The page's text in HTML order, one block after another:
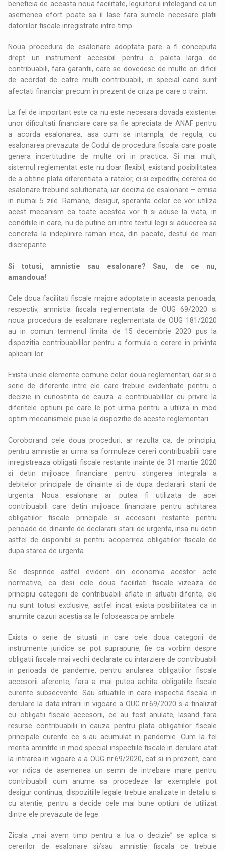
beneficia de aceasta noua facilitate, legiuitorul intelegand ca un
asemenea efort poate sa il lase fara sumele necesare platii
datoriilor fiscale inregistrate intre timp.
Noua procedura de esalonare adoptata pare a fi conceputa
drept un instrument accesibil pentru o paleta larga de
contribuabili, fara garantii, care se dovedesc de multe ori dificil
de acordat de catre multi contribuabili, in special cand sunt
afectati financiar precum in prezent de criza pe care o traim.
La fel de important este ca nu este necesara dovada existentei
unor dificultati financiare care sa fie apreciata de ANAF pentru
a acorda esalonarea, asa cum se intampla, de regula, cu
esalonarea prevazuta de Codul de procedura fiscala care poate
genera incertitudine de multe ori in practica. Si mai mult,
sistemul reglementat este nu doar flexibil, existand posibilitatea
de a obtine plata diferentiata a ratelor, ci si expeditiv, cererea de
esalonare trebuind solutionata, iar decizia de esalonare – emisa
in numai 5 zile. Ramane, desigur, speranta celor ce vor utiliza
acest mecanism ca toate acestea vor fi si aduse la viata, in
conditiile in care, nu de putine ori intre textul legii si aducerea sa
concreta la indeplinire raman inca, din pacate, destul de mari
discrepante.
Si totusi, amnistie sau esalonare? Sau, de ce nu,
amandoua!
Cele doua facilitati fiscale majore adoptate in aceasta perioada,
respectiv, amnistia fiscala reglementata de OUG 69/2020 si
noua procedura de esalonare reglementata de OUG 181/2020
au in comun termenul limita de 15 decembrie 2020 pus la
dispozitia contribuabililor pentru a formula o cerere in privinta
aplicarii lor.
Exista unele elemente comune celor doua reglementari, dar si o
serie de diferente intre ele care trebuie evidentiate pentru o
decizie in cunostinta de cauza a contribuabililor cu privire la
diferitele optiuni pe care le pot urma pentru a utiliza in mod
optim mecanismele puse la dispozitie de aceste reglementari.
Coroborand cele doua proceduri, ar rezulta ca, de principiu,
pentru amnistie ar urma sa formuleze cereri contribuabilii care
inregistreaza obligatii fiscale restante inainte de 31 martie 2020
si detin mijloace financiare pentru stingerea integrala a
debitelor principale de dinainte si de dupa declararii starii de
urgenta. Noua esalonare ar putea fi utilizata de acei
contribuabili care detin mijloace financiare pentru achitarea
obligatiilor fiscale principale si accesorii restante pentru
perioade de dinainte de declararii starii de urgenta, insa nu detin
astfel de disponibil si pentru acoperirea obligatiilor fiscale de
dupa starea de urgenta.
Se desprinde astfel evident din economia acestor acte
normative, ca desi cele doua facilitati fiscale vizeaza de
principiu categorii de contribuabili aflate in situatii diferite, ele
nu sunt totusi exclusive, astfel incat exista posibilitatea ca in
anumite cazuri acestia sa le foloseasca pe ambele.
Exista o serie de situatii in care cele doua categorii de
instrumente juridice se pot suprapune, fie ca vorbim despre
obligatii fiscale mai vechi declarate cu intarziere de contribuabili
in perioada de pandemie, pentru anularea obligatiilor fiscale
accesorii aferente, fara a mai putea achita obligatiile fiscale
curente subsecvente. Sau situatiile in care inspectia fiscala in
derulare la data intrarii in vigoare a OUG nr.69/2020 s-a finalizat
cu obligatii fiscale accesorii, ce au fost anulate, lasand fara
resurse contribuabilii in cauza pentru plata obligatiilor fiscale
principale curente ce s-au acumulat in pandemie. Cum la fel
merita amintite in mod special inspectiile fiscale in derulare atat
la intrarea in vigoare a a OUG nr.69/2020, cat si in prezent, care
vor ridica de asemenea un semn de intrebare mare pentru
contribuabili cum anume sa procedeze. Iar exemplele pot
desigur continua, dispozitiile legale trebuie analizate in detaliu si
cu atentie, pentru a decide cele mai bune optiuni de utilizat
dintre ele prevazute de lege.
Zicala „mai avem timp pentru a lua o decizie” se aplica si
cererilor de esalonare si/sau amnistie fiscala ce trebuie